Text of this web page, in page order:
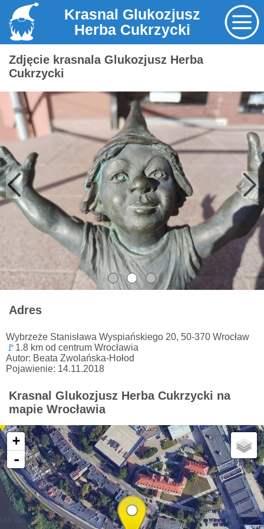
Krasnal Glukozjusz
Herba Cukrzycki
Zdjęcie krasnala Glukozjusz Herba
Cukrzycki
Adres
Wybrzeże Stanisława Wyspiańskiego 20, 50-370 Wrocław
🚩 1.8 km od centrum Wrocławia
Autor: Beata Zwolańska-Hołod
Pojawienie: 14.11.2018
Krasnal Glukozjusz Herba Cukrzycki na
mapie Wrocławia
+
-